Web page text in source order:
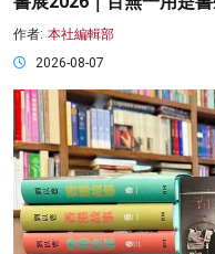
作者: 本社編輯部
2026-08-07